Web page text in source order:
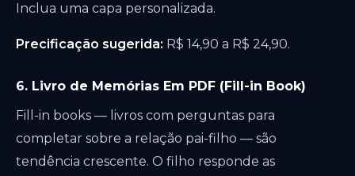
Inclua uma capa personalizada.
Precificação sugerida: R$ 14,90 a R$ 24,90.
6. Livro de Memórias Em PDF (Fill-in Book)
Fill-in books — livros com perguntas para
completar sobre a relação pai-filho — são
tendência crescente. O filho responde as